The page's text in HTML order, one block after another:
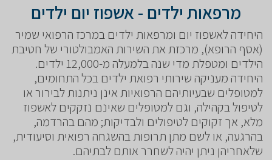
מרפאות ילדים - אשפוז יום ילדים
היחידה לאשפוז יום ומרפאות ילדים במרכז הרפואי שמיר
(אסף הרופא), מרכזת את השירות האמבולטורי של חטיבת
הילדים ומטפלת מדי שנה בלמעלה מ-12,000 ילדים.
היחידה מעניקה שירותי רפואת ילדים בכל התחומים,
למטופלים שבעיותיהם הרפואיות אינן ניתנות לבירור או
לטיפול בקהילה, וגם למטופלים שאינם נזקקים לאשפוז
מלא, אך זקוקים לטיפולים ולבדיקות; מהם בהרדמה,
בהרגעה, או לשם מתן תרופות בהשגחה רפואית וסיעודית,
שלאחריהן ניתן יהיה לשחרר אותם לבתיהם.